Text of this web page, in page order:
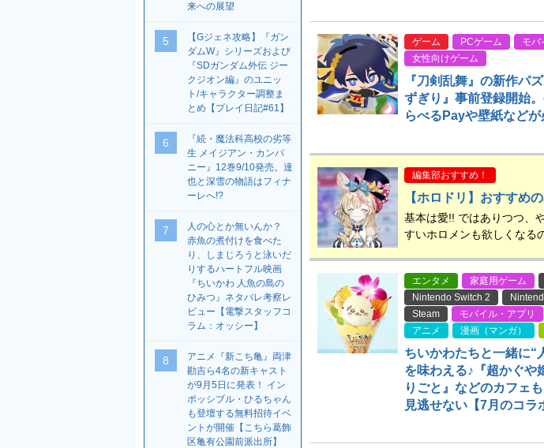
ゲーム PCゲーム
モバ
女性向けゲーム
『刀剣乱舞』の新作パ
ずぎり』事前登録開始
らべるPayや壁紙など
編集部おすすめ！
【ホロドリ】おすすめ
基本は愛!! ではありつつ、
すいホロメンも欲しくなる
エンタメ 家庭用ゲーム
Nintendo Switch 2
Steam
モバイル・アプリ
アニメ
漫画（マンガ）
ちいかわたちと一緒に“
を味わえる♪『超かぐや
りごと』などのカフェ
見逃せない【7月のコラ
来への展望
5
【Gジェネ攻略】『ガン
ダムW』シリーズおよび
『SDガンダム外伝 ジー
クジオン編』のユニッ
ト/キャラクター調整ま
とめ【プレイ日記#61】
6
『続・魔法科高校の劣等
生 メイジアン・カンパ
ニー』12巻9/10発売。達
也と深雪の物語はフィナ
ーレへ!?
7
人の心とか無いんか？
赤魚の煮付けを食べた
り、しまじろうと泳いだ
りするハートフル映画
『ちいかわ 人魚の島の
ひみつ』ネタバレ考察レ
ビュー【電撃スタッフコ
ラム：オッシー】
8
アニメ『新こち亀』両津
勘吉ら4名の新キャスト
が9月5日に発表！ イン
ポッシブル・ひるちゃん
も登壇する無料招待イベ
ントが開催【こちら葛飾
区亀有公園前派出所】